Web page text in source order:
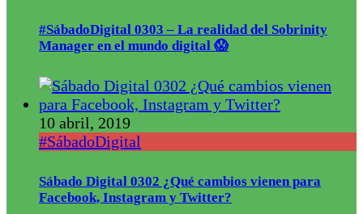
#SábadoDigital 0303 – La realidad del Sobrinity
Manager en el mundo digital 😱
10 abril, 2019
#SábadoDigital
Sábado Digital 0302 ¿Qué cambios vienen para
Facebook, Instagram y Twitter?